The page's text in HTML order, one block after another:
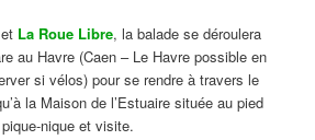
et La Roue Libre, la balade se déroulera
au Havre (Caen – Le Havre possible en
si vélos) pour se rendre à travers le
la Maison de l’Estuaire située au pied
nique et visite.